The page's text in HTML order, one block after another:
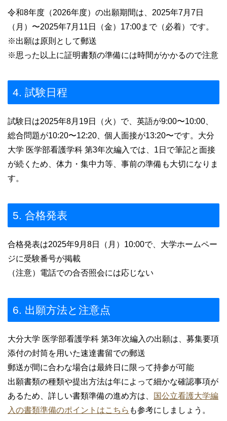
令和8年度（2026年度）の出願期間は、2025年7月7日
（月）〜2025年7月11日（金）17:00まで（必着）です。
※出願は原則として郵送
※思った以上に証明書類の準備には時間がかかるので注意
4. 試験日程
試験日は2025年8月19日（火）で、英語が9:00〜10:00、
総合問題が10:20〜12:20、個人面接が13:20〜です。大分
大学 医学部看護学科 第3年次編入では、1日で筆記と面接
が続くため、体力・集中力等、事前の準備も大切になりま
す。
5. 合格発表
合格発表は2025年9月8日（月）10:00で、大学ホームペー
ジに受験番号が掲載
（注意）電話での合否照会には応じない
6. 出願方法と注意点
大分大学 医学部看護学科 第3年次編入の出願は、募集要項
添付の封筒を用いた速達書留での郵送
郵送が間に合わな場合は最終日に限って持参が可能
出願書類の種類や提出方法は年によって細かな確認事項が
あるため、詳しい書類準備の進め方は、
国公立看護大学編
入の書類準備のポイントはこちら も参考にしましょう。